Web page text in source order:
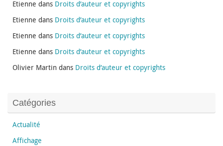
Etienne dans Droits d’auteur et copyrights
Etienne dans Droits d’auteur et copyrights
Etienne dans Droits d’auteur et copyrights
Etienne dans Droits d’auteur et copyrights
Olivier Martin dans Droits d’auteur et copyrights
Catégories
Actualité
Affichage